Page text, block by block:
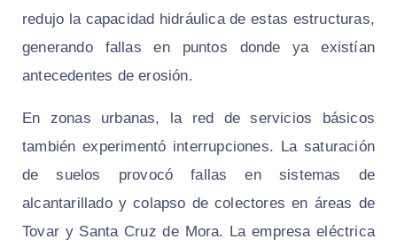
redujo la capacidad hidráulica de estas estructuras,
generando fallas en puntos donde ya existían
antecedentes de erosión.
En zonas urbanas, la red de servicios básicos
también experimentó interrupciones. La saturación
de suelos provocó fallas en sistemas de
alcantarillado y colapso de colectores en áreas de
Tovar y Santa Cruz de Mora. La empresa eléctrica